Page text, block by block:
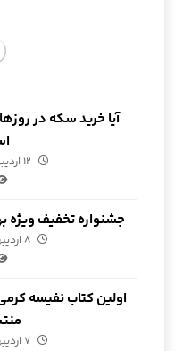
آیا خرید سکه در
12 اردیبهشت، 1405
جشنواره تخفیف
8 اردیبهشت، 1405
اولین کتاب نفیسه
7 اردیبهشت، 1405